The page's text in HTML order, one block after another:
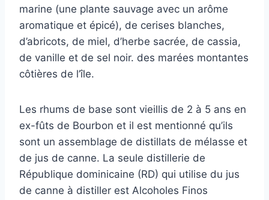
marine (une plante sauvage avec un arôme
aromatique et épicé), de cerises blanches,
d’abricots, de miel, d’herbe sacrée, de cassia,
de vanille et de sel noir. des marées montantes
côtières de l’île.
Les rhums de base sont vieillis de 2 à 5 ans en
ex-fûts de Bourbon et il est mentionné qu’ils
sont un assemblage de distillats de mélasse et
de jus de canne. La seule distillerie de
République dominicaine (RD) qui utilise du jus
de canne à distiller est Alcoholes Finos